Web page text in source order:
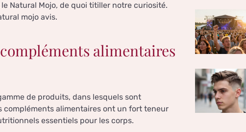
Natural Mojo, de quoi titiller notre curiosité.
mojo avis.
alimentaires
de produits, dans lesquels sont
compléments alimentaires ont un fort teneur
essentiels pour les corps.